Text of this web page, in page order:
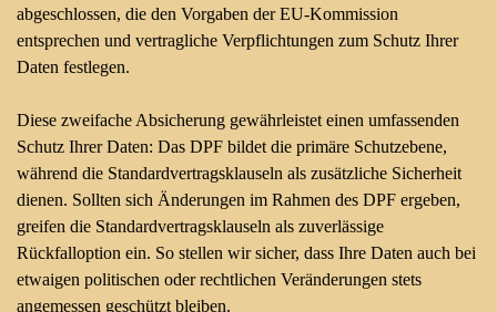
abgeschlossen, die den Vorgaben der EU-Kommission
entsprechen und vertragliche Verpflichtungen zum Schutz Ihrer
Daten festlegen.
Diese zweifache Absicherung gewährleistet einen umfassenden
Schutz Ihrer Daten: Das DPF bildet die primäre Schutzebene,
während die Standardvertragsklauseln als zusätzliche Sicherheit
dienen. Sollten sich Änderungen im Rahmen des DPF ergeben,
greifen die Standardvertragsklauseln als zuverlässige
Rückfalloption ein. So stellen wir sicher, dass Ihre Daten auch bei
etwaigen politischen oder rechtlichen Veränderungen stets
angemessen geschützt bleiben.